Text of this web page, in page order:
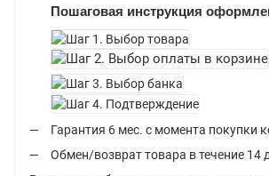
Пошаговая инструкция
Гарантия 6 мес. с момента покупки
Обмен/возврат товара в течение 14